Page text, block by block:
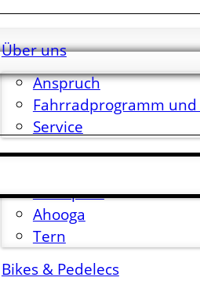
Über uns
Anspruch
Fahrradprogramm
Service
Falträder
Brompton
Ahooga
Tern
Bikes & Pedelecs